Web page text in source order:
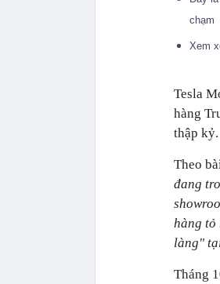
chạm
Xem
Tesla
hàng
thập kỷ.
Theo
đang
hàng tỏ
làng"
Tháng